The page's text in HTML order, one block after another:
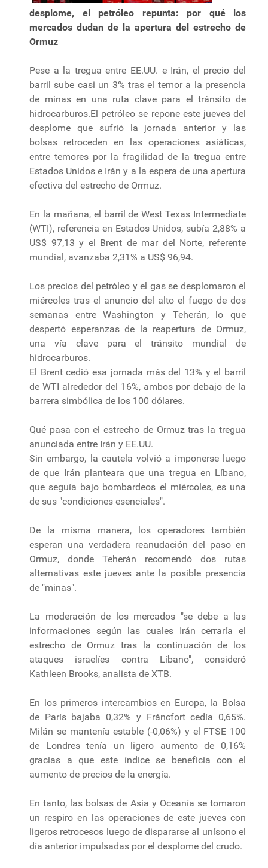
desplome, el petróleo repunta: por qué los
mercados dudan de la apertura del estrecho de
Ormuz
Pese a la tregua entre EE.UU. e Irán, el precio del
barril sube casi un 3% tras el temor a la presencia
de minas en una ruta clave para el tránsito de
hidrocarburos.El petróleo se repone este jueves del
desplome que sufrió la jornada anterior y las
bolsas retroceden en las operaciones asiáticas,
entre temores por la fragilidad de la tregua entre
Estados Unidos e Irán y a la espera de una apertura
efectiva del estrecho de Ormuz.
En la mañana, el barril de West Texas Intermediate
(WTI), referencia en Estados Unidos, subía 2,88% a
US$ 97,13 y el Brent de mar del Norte, referente
mundial, avanzaba 2,31% a US$ 96,94.
Los precios del petróleo y el gas se desplomaron el
miércoles tras el anuncio del alto el fuego de dos
semanas entre Washington y Teherán, lo que
despertó esperanzas de la reapertura de Ormuz,
una vía clave para el tránsito mundial de
hidrocarburos.
El Brent cedió esa jornada más del 13% y el barril
de WTI alrededor del 16%, ambos por debajo de la
barrera simbólica de los 100 dólares.
Qué pasa con el estrecho de Ormuz tras la tregua
anunciada entre Irán y EE.UU.
Sin embargo, la cautela volvió a imponerse luego
de que Irán planteara que una tregua en Líbano,
que seguía bajo bombardeos el miércoles, es una
de sus "condiciones esenciales".
De la misma manera, los operadores también
esperan una verdadera reanudación del paso en
Ormuz, donde Teherán recomendó dos rutas
alternativas este jueves ante la posible presencia
de "minas".
La moderación de los mercados "se debe a las
informaciones según las cuales Irán cerraría el
estrecho de Ormuz tras la continuación de los
ataques israelíes contra Líbano", consideró
Kathleen Brooks, analista de XTB.
En los primeros intercambios en Europa, la Bolsa
de París bajaba 0,32% y Fráncfort cedía 0,65%.
Milán se mantenía estable (-0,06%) y el FTSE 100
de Londres tenía un ligero aumento de 0,16%
gracias a que este índice se beneficia con el
aumento de precios de la energía.
En tanto, las bolsas de Asia y Oceanía se tomaron
un respiro en las operaciones de este jueves con
ligeros retrocesos luego de dispararse al unísono el
día anterior impulsadas por el desplome del crudo.